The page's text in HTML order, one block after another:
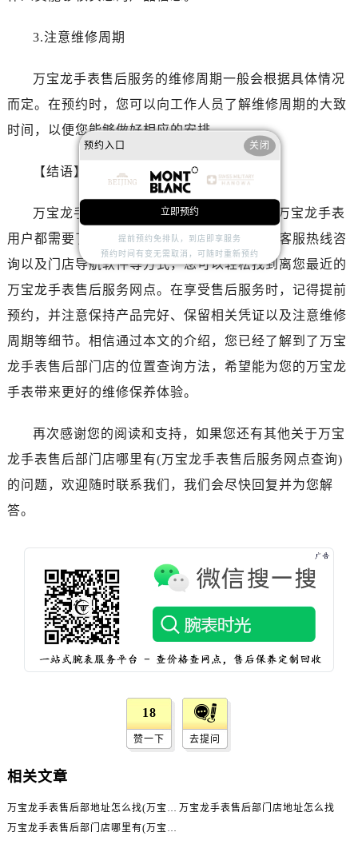
安徽省蚌埠市蚌山区淮河路万宝龙售后服务中心（需提前预约）
安徽省亳州市谯城区魏武大道万宝龙售后服务中心（需提前预约）
安徽省淮南市田家庵区国庆中路万宝龙售后服务中心（需提前预约）
安徽省黄山市屯溪区黄山西路万宝龙售后服务中心（需提前预约）
安徽省宿州市埇桥区人民中路万宝龙售后服务中心（需提前预约）
安徽省铜陵市铜官区石城大道万宝龙售后服务中心（需提前预约）
安徽省芜湖市镜湖区中山路步行街万宝龙售后服务中心（需提前预约）
安徽省宣城市宣州区叠嶂西路万宝龙售后服务中心（需提前预约）
福建省宁德市蕉城区天湖东路万宝龙售后服务中心（需提前预约）
福建省莆田市城厢区霞林街道荔华东大道万宝龙售后服务中心（需提前预约）
福建省三明市三元区东乾二路万宝龙售后服务中心（需提前预约）
江苏省徐州市鼓楼区淮海东路29号苏宁广场IFC国际金融中心35层3508室万宝龙售后服务中心（需提前预约）
江西省景德镇市珠山区珠山中路万宝龙售后服务中心（需提前预约）
3.注意维修周期
万宝龙手表售后服务的维修周期一般会根据具体情况
而定。在预约时，您可以向工作人员了解维修周期的大致
时间，以便您能够做好相应的安排。
【结语】
万宝龙手表售后部门店的位置查询是每位万宝龙手表
用户都需要了解的重要信息。通过正规网站、客服热线咨
询以及门店导航软件等方式，您可以轻松找到离您最近的
万宝龙手表售后服务网点。在享受售后服务时，记得提前
预约，并注意保持产品完好、保留相关凭证以及注意维修
周期等细节。相信通过本文的介绍，您已经了解到了万宝
龙手表售后部门店的位置查询方法，希望能为您的万宝龙
手表带来更好的维修保养体验。
再次感谢您的阅读和支持，如果您还有其他关于万宝
龙手表售后部门店哪里有(万宝龙手表售后服务网点查询)
的问题，欢迎随时联系我们，我们会尽快回复并为您解
答。
18
赞一下 去提问
相关文章
万宝龙手表售后部门店地址怎么找
预约入口 关闭
立即预约
提前预约免排队，到店即享服务
预约时间有变无需取消，可随时重新预约